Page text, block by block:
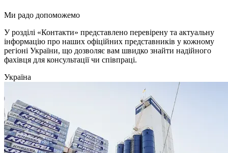
Ми радо допоможемо
У розділі «Контакти» представлено перевірену та актуальну
інформацію про наших офіційних представників у кожному
регіоні України, що дозволяє вам швидко знайти надійного
фахівця для консультації чи співпраці.
Україна